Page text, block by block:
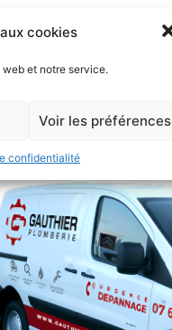
cookies
et notre service.
Voir les préférences
confidentialité